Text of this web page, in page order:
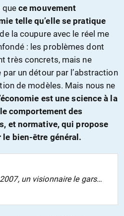
quece mouvement
telle qu’elle se pratique
la coupure avec le réel me
: les problèmes dont
très concrets, mais ne
un détour par l’abstraction
de modèles. Mais nous ne
est une science à la
comportement des
et normative, qui propose
le bien-être général.
un visionnaire le gars…